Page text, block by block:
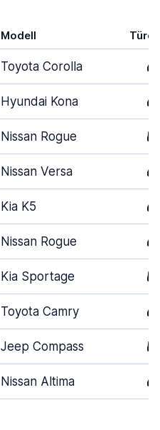
Modell Türen
Toyota Corolla 4
Hyundai Kona 4
Nissan Rogue 5
Nissan Versa 4
Kia K5 4
Nissan Rogue 4
Kia Sportage 5
Toyota Camry 4
Jeep Compass 5
Nissan Altima 4